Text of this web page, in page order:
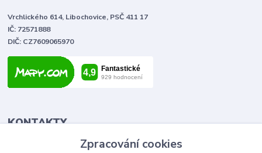
Vrchlického 614, Libochovice, PSČ 411 17
IČ: 72571888
DIČ: CZ7609065970
KONTAKTY
Zpracování cookies